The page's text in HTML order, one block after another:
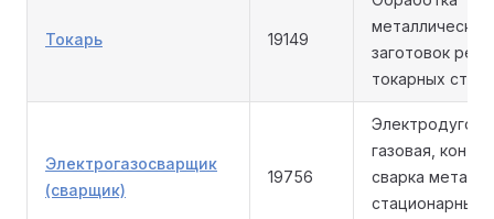
Токарь 19149
металлических
заготовок
токарных
Электрогазосварщик
(сварщик)
19756
газовая,
сварка
стационарных